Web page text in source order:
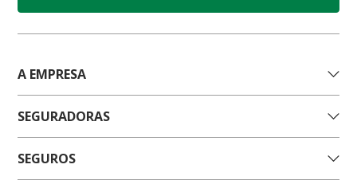
A EMPRESA
SEGURADORAS
SEGUROS